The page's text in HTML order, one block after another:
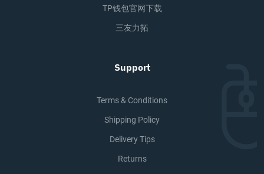
TP钱包官网下载
三友力拓
Support
Terms & Conditions
Shipping Policy
Delivery Tips
Returns